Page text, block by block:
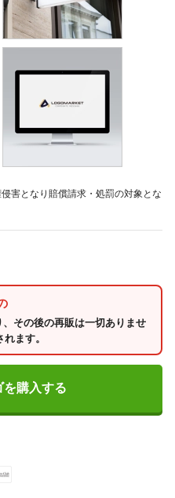
害となり賠償請求・処罰の対象とな
その後の再販は一切ありませ
ます。
を購入する